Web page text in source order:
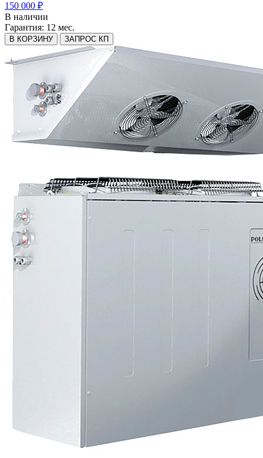
150 000 ₽
В наличии
Гарантия: 12 мес.
В КОРЗИНУ ЗАПРОС КП